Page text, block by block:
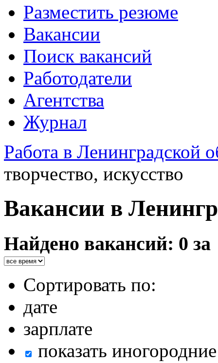
Разместить резюме
Вакансии
Поиск вакансий
Работодатели
Агентства
Журнал
Работа в Ленинградской
творчество, искусство
Вакансии в
Найдено вакансий: 0 за
Сортировать по:
дате
зарплате
показать